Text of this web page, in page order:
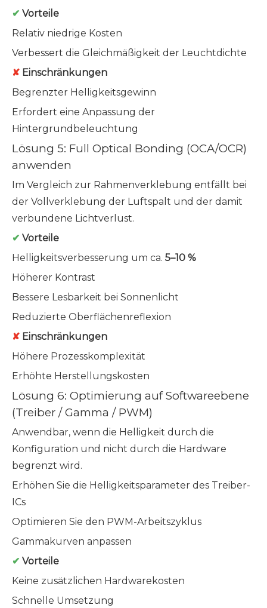
✔ Vorteile
Relativ niedrige Kosten
Verbessert die Gleichmäßigkeit der Leuchtdichte
✘ Einschränkungen
Begrenzter Helligkeitsgewinn
Erfordert eine Anpassung der
Hintergrundbeleuchtung
Lösung 5: Full Optical Bonding (OCA/OCR)
anwenden
Im Vergleich zur Rahmenverklebung entfällt bei
der Vollverklebung der Luftspalt und der damit
verbundene Lichtverlust.
✔ Vorteile
Helligkeitsverbesserung um ca. 5–10 %
Höherer Kontrast
Bessere Lesbarkeit bei Sonnenlicht
Reduzierte Oberflächenreflexion
✘ Einschränkungen
Höhere Prozesskomplexität
Erhöhte Herstellungskosten
Lösung 6: Optimierung auf Softwareebene
(Treiber / Gamma / PWM)
Anwendbar, wenn die Helligkeit durch die
Konfiguration und nicht durch die Hardware
begrenzt wird.
Erhöhen Sie die Helligkeitsparameter des Treiber-
ICs
Optimieren Sie den PWM-Arbeitszyklus
Gammakurven anpassen
✔ Vorteile
Keine zusätzlichen Hardwarekosten
Schnelle Umsetzung